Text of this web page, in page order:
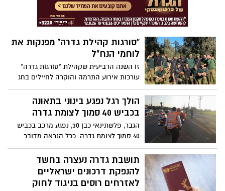
נט עולה - זה טוב מידי מכדי להיות נכון. עם
הקרקע, בגודל של 66.6 מטר, לא תוכלו אפילו
לגדל מלפפונים כי היא לא תהיה אפילו
מהשנים האחרונות, יש מי שממשיך לפנות
לאזרחים תמימים בניסיון למכור להם את
קרקעות במשולש החקלאי שיהפכו לדירות.
אשדוד נט שוחח עם נציגה של אחת החברות
הפרטים
"סורגות קהילת גדרה" מפנקות את
לוחמי הנח"ל
זו השנה הרביעית שקהילת "סורגות גדרה"
עורכות אירוע התרמה והוקרה לחיילים בחג
החנוכה. צפו בתמונות מהאירוע
הולך רגל נפגע בינוני בתאונה
בכביש 40 סמוך לצומת גדרה
הגבר, פלשתינאי כבן 30, נפגע מרכב בכביש
40 סמוך לצומת גדרה. ככל הנראה מדובר
בתאונת פגע וברח
תושבת גדרה נעצרה בחשד
להנפקת דרכונים ישראליים
לאזרחים רוסים בניגוד לחוק